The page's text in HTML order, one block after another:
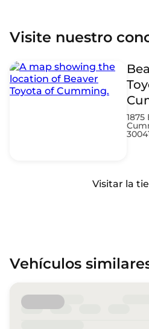
Visite nuestro
Visitar la
Vehículos